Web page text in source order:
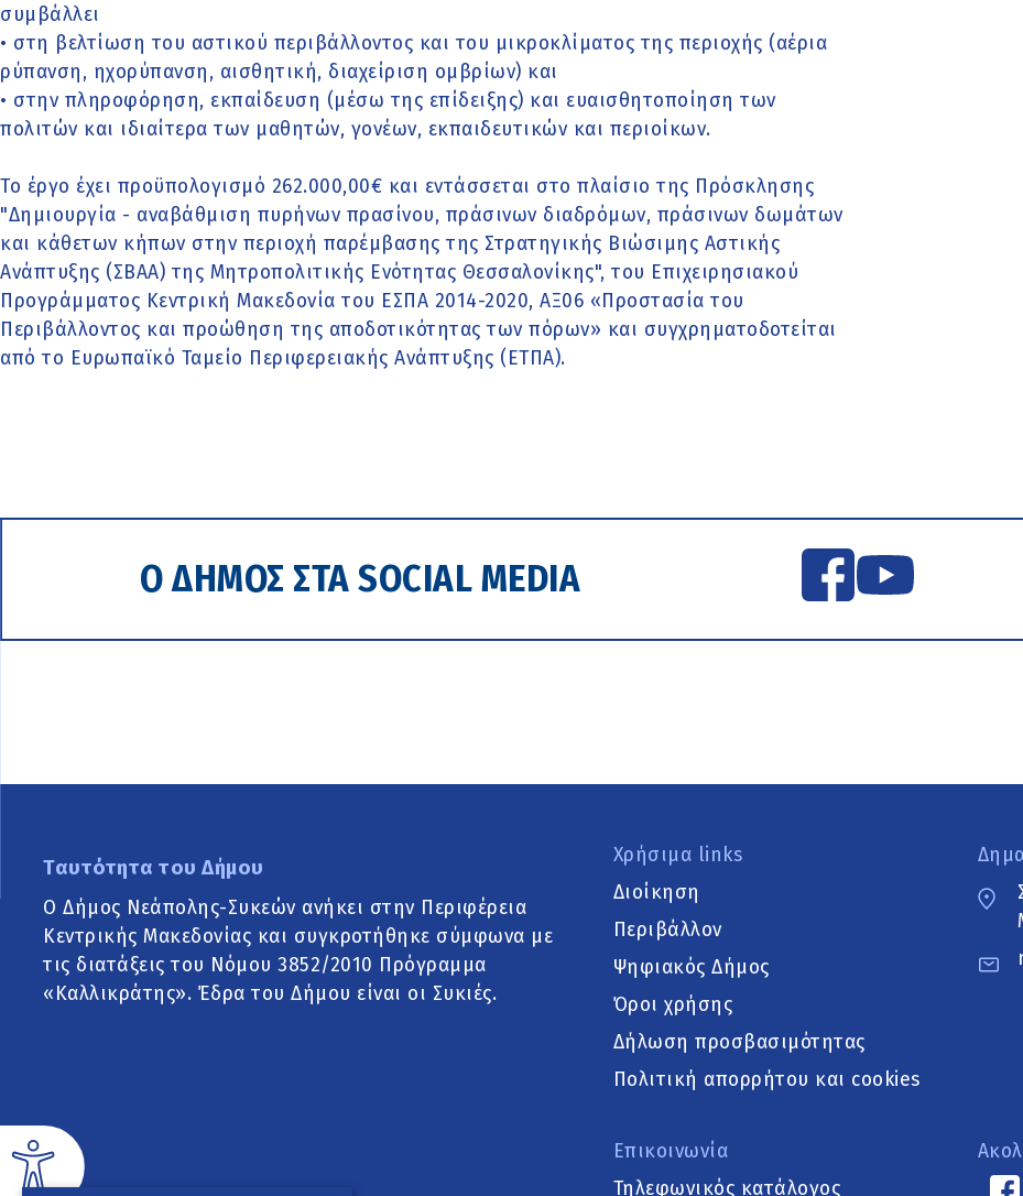
συμβάλλει
• στη βελτίωση του αστικού περιβάλλοντος και του μικροκλίματος της περιοχής (αέρια
ρύπανση, ηχορύπανση, αισθητική, διαχείριση ομβρίων) και
• στην πληροφόρηση, εκπαίδευση (μέσω της επίδειξης) και ευαισθητοποίηση των
πολιτών και ιδιαίτερα των μαθητών, γονέων, εκπαιδευτικών και περιοίκων.
Το έργο έχει προϋπολογισμό 262.000,00€ και εντάσσεται στο πλαίσιο της Πρόσκλησης
"Δημιουργία - αναβάθμιση πυρήνων πρασίνου, πράσινων διαδρόμων, πράσινων δωμάτων
και κάθετων κήπων στην περιοχή παρέμβασης της Στρατηγικής Βιώσιμης Αστικής
Ανάπτυξης (ΣΒΑΑ) της Μητροπολιτικής Ενότητας Θεσσαλονίκης", του Επιχειρησιακού
Προγράμματος Κεντρική Μακεδονία του ΕΣΠΑ 2014-2020, ΑΞ06 «Προστασία του
Περιβάλλοντος και προώθηση της αποδοτικότητας των πόρων» και συγχρηματοδοτείται
από το Ευρωπαϊκό Ταμείο Περιφερειακής Ανάπτυξης (ΕΤΠΑ).
Ο ΔΗΜΟΣ ΣΤΑ SOCIAL MEDIA
Ταυτότητα του Δήμου
Ο Δήμος Νεάπολης-Συκεών ανήκει στην Περιφέρεια
Κεντρικής Μακεδονίας και συγκροτήθηκε σύμφωνα με
τις διατάξεις του Νόμου 3852/2010 Πρόγραμμα
«Καλλικράτης». Έδρα του Δήμου είναι οι Συκιές.
Χρήσιμα links
Διοίκηση
Περιβάλλον
Ψηφιακός Δήμος
Όροι χρήσης
Δήλωση προσβασιμότητας
Πολιτική απορρήτου και cookies
Επικοινωνία
Τηλεφωνικός κατάλογος